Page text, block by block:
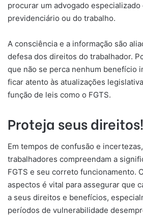
procurar um advogado
previdenciário ou do trabalho.
A consciência e a informação são
defesa dos direitos do trabalhador.
que não se perca nenhum benefício
ficar atento às atualizações
função de leis como o FGTS.
Proteja seus direitos!
Em tempos de confusão e
trabalhadores compreendam a
FGTS e seu correto funcionamento.
aspectos é vital para assegurar que
a seus direitos e benefícios,
períodos de vulnerabilidade